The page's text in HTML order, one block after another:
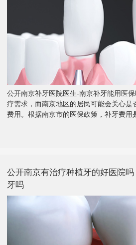
公开南京补牙医院医生-南京补牙能用医
疗需求，而南京地区的居民可能会关心是
费用。根据南京市的医保政策，补牙费用
公开南京有治疗种植牙的好医院
牙吗